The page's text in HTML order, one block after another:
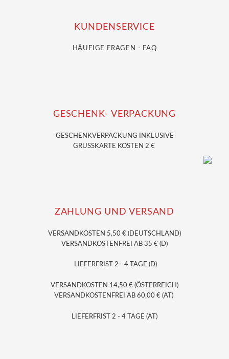
KUNDENSERVICE
HÄUFIGE FRAGEN - FAQ
GESCHENK- VERPACKUNG
GESCHENKVERPACKUNG
INKLUSIVE
GRUSSKARTE KOSTEN 2 €
ZAHLUNG UND VERSAND
VERSANDKOSTEN 5,50 € (DEUTSCHLAND)
VERSANDKOSTENFREI AB 35 € (D)
LIEFERFRIST 2 - 4 TAGE (D)
VERSANDKOSTEN 14,50 € (ÖSTERREICH)
VERSANDKOSTENFREI AB 60,00 € (AT)
LIEFERFRIST 2 - 4 TAGE (AT)